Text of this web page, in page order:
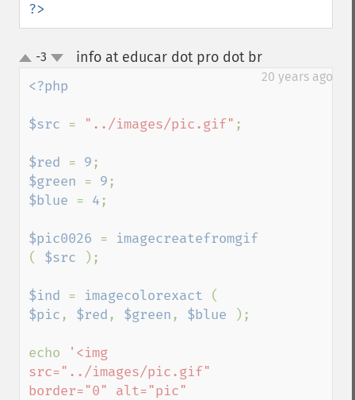
?>
up-3 info at educar dot pro dot br¶
20 years ago
<?php
$src = "../images/pic.gif" ;
$red = 9
$green = 9
$blue = 4 ;
$pic0026 =
( $src );
$ind = imagecolorexact
$pic , $red , $green , $blue );
echo
'<img
src="../images/pic.gif"
border="0" alt="pic"